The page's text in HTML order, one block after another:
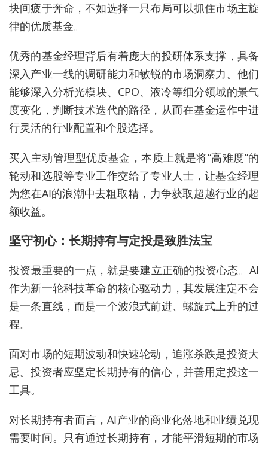
块间疲于奔命，不如选择一只布局可以抓住市场主旋
律的优质基金。
优秀的基金经理背后有着庞大的投研体系支撑，具备
深入产业一线的调研能力和敏锐的市场洞察力。他们
能够深入分析光模块、CPO、液冷等细分领域的景气
度变化，判断技术迭代的路径，从而在基金运作中进
行灵活的行业配置和个股选择。
买入主动管理型优质基金，本质上就是将“高难度”的
轮动和选股等专业工作交给了专业人士，让基金经理
为您在AI的浪潮中去粗取精，力争获取超越行业的超
额收益。
坚守初心：长期持有与定投是致胜法宝
投资最重要的一点，就是要建立正确的投资心态。AI
作为新一轮科技革命的核心驱动力，其发展注定不会
是一条直线，而是一个波浪式前进、螺旋式上升的过
程。
面对市场的短期波动和快速轮动，追涨杀跌是投资大
忌。投资者应坚定长期持有的信心，并善用定投这一
工具。
对长期持有者而言，AI产业的商业化落地和业绩兑现
需要时间。只有通过长期持有，才能平滑短期的市场